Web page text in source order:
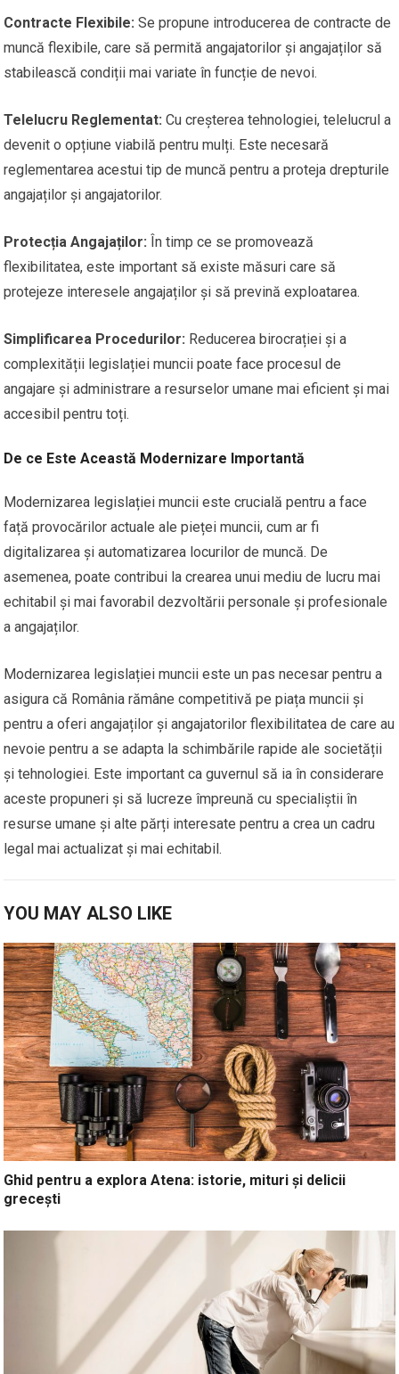
Contracte Flexibile: Se propune introducerea de contracte de
muncă flexibile, care să permită angajatorilor și angajaților să
stabilească condiții mai variate în funcție de nevoi.
Telelucru Reglementat: Cu creșterea tehnologiei, telelucrul a
devenit o opțiune viabilă pentru mulți. Este necesară
reglementarea acestui tip de muncă pentru a proteja drepturile
angajaților și angajatorilor.
Protecția Angajaților: În timp ce se promovează
flexibilitatea, este important să existe măsuri care să
protejeze interesele angajaților și să prevină exploatarea.
Simplificarea Procedurilor: Reducerea birocrației și a
complexității legislației muncii poate face procesul de
angajare și administrare a resurselor umane mai eficient și mai
accesibil pentru toți.
De ce Este Această Modernizare Importantă
Modernizarea legislației muncii este crucială pentru a face
față provocărilor actuale ale pieței muncii, cum ar fi
digitalizarea și automatizarea locurilor de muncă. De
asemenea, poate contribui la crearea unui mediu de lucru mai
echitabil și mai favorabil dezvoltării personale și profesionale
a angajaților.
Modernizarea legislației muncii este un pas necesar pentru a
asigura că România rămâne competitivă pe piața muncii și
pentru a oferi angajaților și angajatorilor flexibilitatea de care au
nevoie pentru a se adapta la schimbările rapide ale societății
și tehnologiei. Este important ca guvernul să ia în considerare
aceste propuneri și să lucreze împreună cu specialiștii în
resurse umane și alte părți interesate pentru a crea un cadru
legal mai actualizat și mai echitabil.
YOU MAY ALSO LIKE
Ghid pentru a explora Atena: istorie, mituri și delicii
grecești